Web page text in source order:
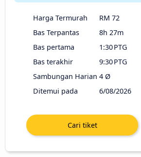
Harga Termurah
RM 72
Bas Terpantas
8h 27m
Bas pertama
1:30 PTG
Bas terakhir
9:30 PTG
Sambungan Harian 4 Ø
Ditemui pada
6/08/2026